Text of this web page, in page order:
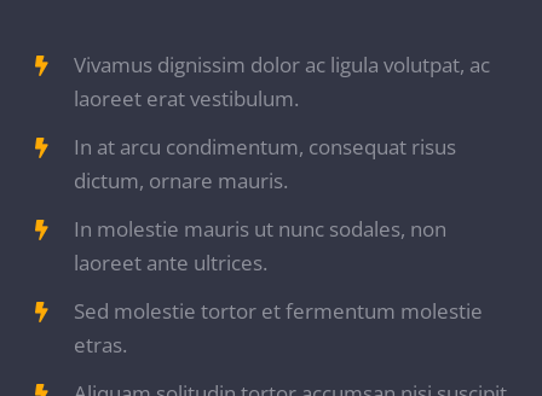
Vivamus dignissim dolor ac ligula volutpat, ac
laoreet erat vestibulum.
In at arcu condimentum, consequat risus
dictum, ornare mauris.
In molestie mauris ut nunc sodales, non
laoreet ante ultrices.
Sed molestie tortor et fermentum molestie
etras.